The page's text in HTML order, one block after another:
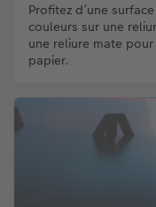
Profitez d’une
couleurs sur une
une reliure mate
papier.